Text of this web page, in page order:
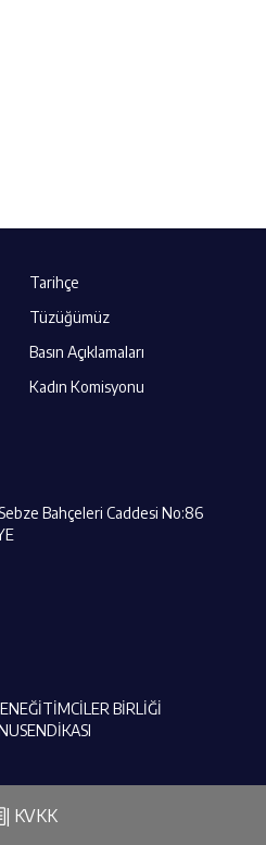
Tarihçe
Tüzüğümüz
Basın Açıklamaları
Kadın Komisyonu
EĞİTİMCİLER BİRLİĞİ
SENDİKASI
Bahçeleri Caddesi No:86
| KVKK